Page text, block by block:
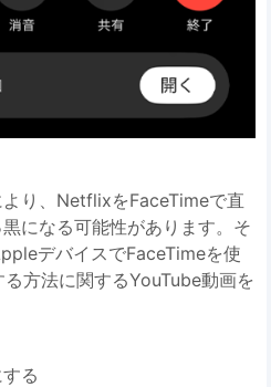
り、NetflixをFaceTimeで直
になる可能性があります。そ
デバイスでFaceTimeを使
方法に関するYouTube動画を
る